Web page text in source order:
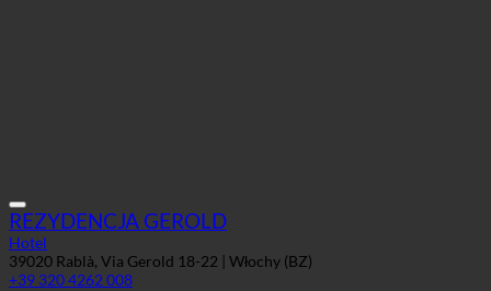
REZYDENCJA GEROLD
Hotel
39020 Rablà, Via Gerold 18-22 | Włochy (BZ)
+39 320 4262 008